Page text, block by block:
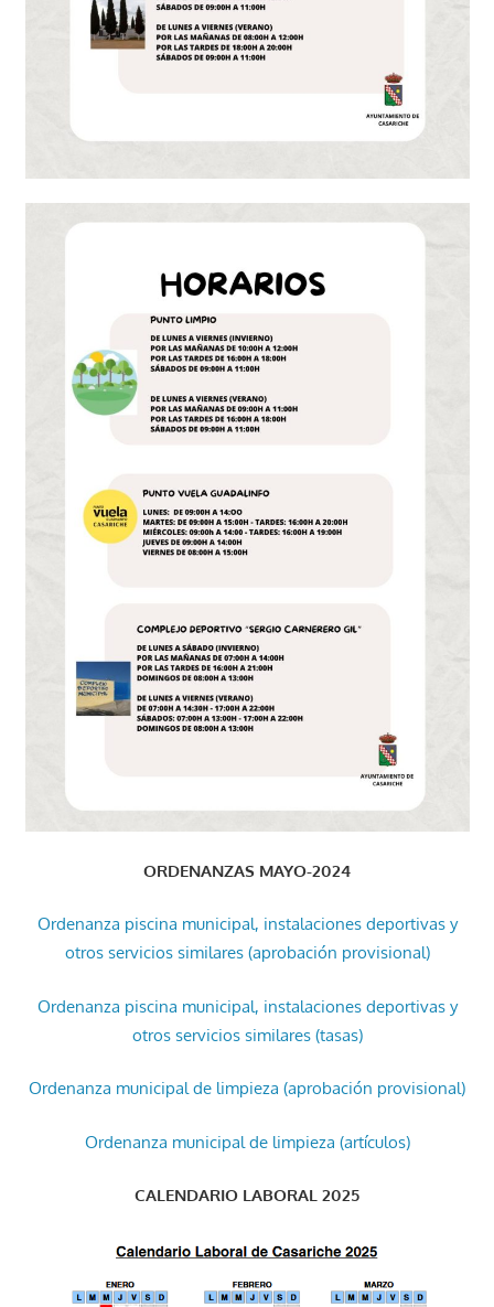
ORDENANZAS MAYO-2024
Ordenanza piscina municipal, instalaciones deportivas y
otros servicios similares (aprobación provisional)
Ordenanza piscina municipal, instalaciones deportivas y
otros servicios similares (tasas)
Ordenanza municipal de limpieza (aprobación provisional)
Ordenanza municipal de limpieza (artículos)
CALENDARIO LABORAL 2025